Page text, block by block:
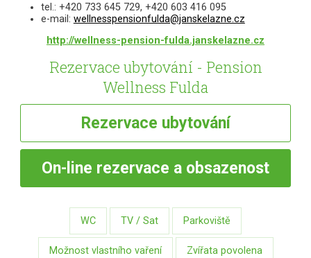
tel.: +420 733 645 729, +420 603 416 095
e-mail: wellnesspensionfulda@janskelazne.cz
http://wellness-pension-fulda.janskelazne.cz
Rezervace ubytování - Pension
Wellness Fulda
Rezervace ubytování
On-line rezervace a obsazenost
WC TV / Sat Parkoviště
Možnost vlastního vaření Zvířata povolena